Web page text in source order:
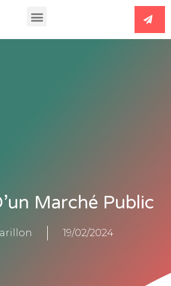
Marché Public
19/02/2024